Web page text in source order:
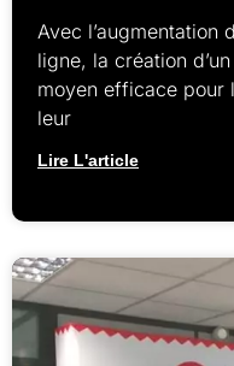
Avec l’augmentation
ligne, la création
moyen efficace pour
leur
Lire L'article